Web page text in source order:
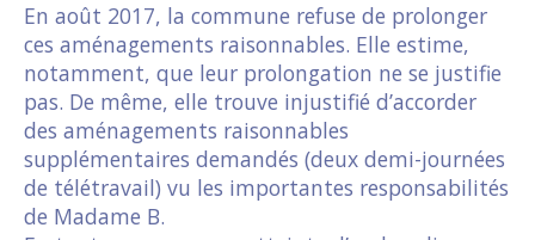
En août 2017, la commune refuse de prolonger
ces aménagements raisonnables. Elle estime,
notamment, que leur prolongation ne se justifie
pas. De même, elle trouve injustifié d’accorder
des aménagements raisonnables
supplémentaires demandés (deux demi-journées
de télétravail) vu les importantes responsabilités
de Madame B.